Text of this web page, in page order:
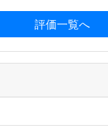
評価一覧へ